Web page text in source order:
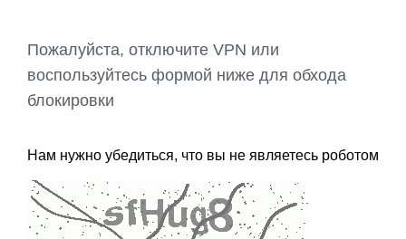
Пожалуйста, отключите VPN или
воспользуйтесь формой ниже для обхода
блокировки
Нам нужно убедиться, что вы не являетесь роботом